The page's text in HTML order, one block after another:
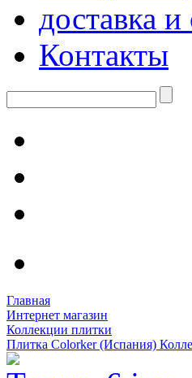
доставка и
Контакты
Главная
Интернет магазин
Коллекции плитки
Плитка Colorker (Испания)